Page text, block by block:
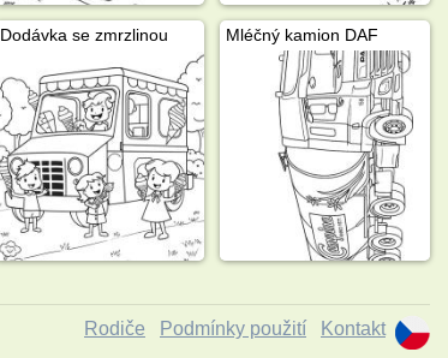
Dodávka se zmrzlinou Mléčný kamion DAF
Rodiče Podmínky použití Kontakt